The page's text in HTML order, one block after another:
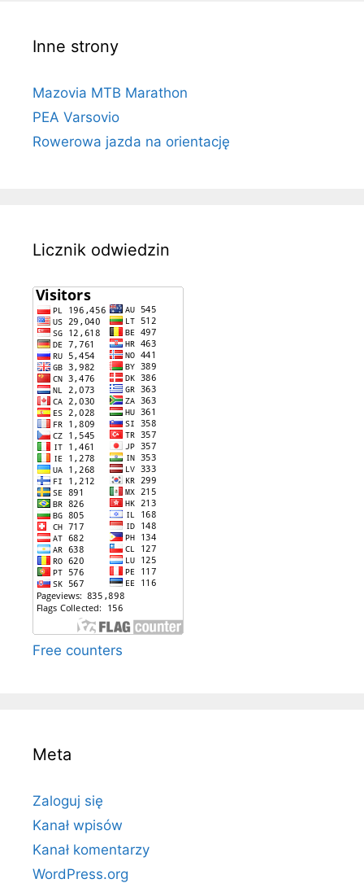
Inne strony
Mazovia MTB Marathon
PEA Varsovio
Rowerowa jazda na orientację
Licznik odwiedzin
Free counters
Meta
Zaloguj się
Kanał wpisów
Kanał komentarzy
WordPress.org